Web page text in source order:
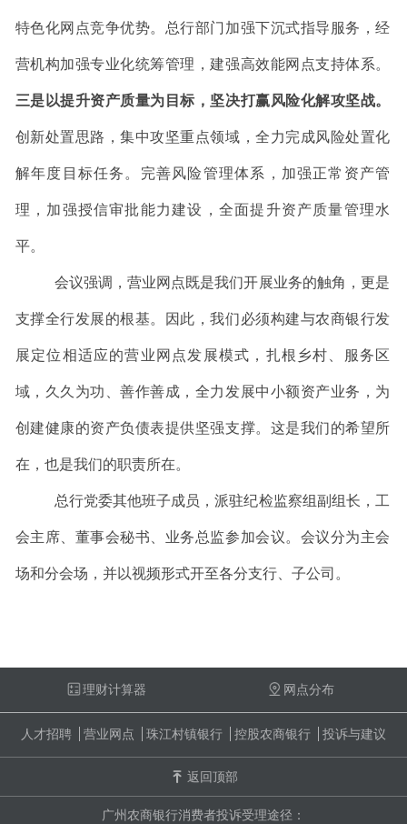
特色化网点竞争优势。总行部门加强下沉式指导服务，经
营机构加强专业化统筹管理，建强高效能网点支持体系。
三是以提升资产质量为目标，坚决打赢风险化解攻坚战。
创新处置思路，集中攻坚重点领域，全力完成风险处置化
解年度目标任务。完善风险管理体系，加强正常资产管
理，加强授信审批能力建设，全面提升资产质量管理水
平。
会议强调 ， 营业网点既是我们开展业务的触角，更是
支撑全行发展的根基。因此，我们必须构建与农商银行发
展定位相适应的营业网点发展模式，扎根乡村、服务区
域，久久为功、善作善成，全力发展中小额资产业务，为
创建健康的资产负债表提供坚强支撑。这是我们的希望所
在，也是我们的职责所在。
总行党委其他班子成员，派驻纪检监察组副组长， 工
会主席、董事会秘书、业务总监参加会议。会议分为主会
场和分会场，并以视频形式开至各分支行、子公司。
理财计算器 网点分布
人才招聘 营业网点 珠江村镇银行 控股农商银行 投诉与建议
返回顶部
广州农商银行消费者投诉受理途径：